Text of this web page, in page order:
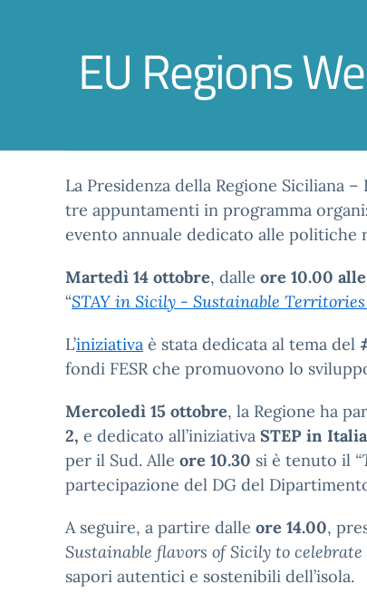
EU Regions
La Presidenza della Regione Siciliana
tre appuntamenti in programma
evento annuale dedicato alle politiche
Martedì 14 ottobre, dalle ore 10.00 alle
“STAY in Sicily - Sustainable
L’iniziativa è stata dedicata al tema del
fondi FESR che promuovono lo
Mercoledì 15 ottobre, la Regione ha
2, e dedicato all’iniziativa STEP in Italia
per il Sud. Alle ore 10.30 si è tenuto il
partecipazione del DG del
A seguire, a partire dalle ore 14.00,
Sustainable flavors of Sicily to
sapori autentici e sostenibili dell’isola.